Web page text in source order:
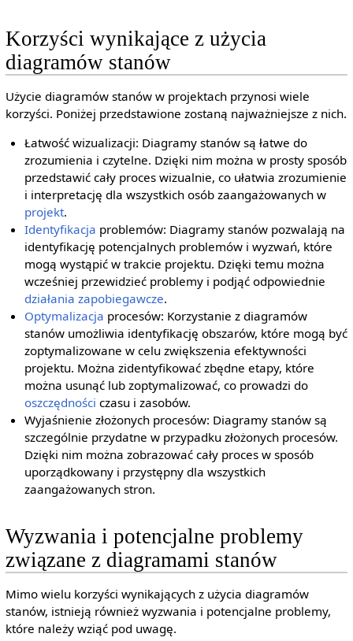
Korzyści wynikające z użycia
diagramów stanów
Użycie diagramów stanów w projektach przynosi wiele
korzyści. Poniżej przedstawione zostaną najważniejsze z nich.
Łatwość wizualizacji: Diagramy stanów są łatwe do
zrozumienia i czytelne. Dzięki nim można w prosty sposób
przedstawić cały proces wizualnie, co ułatwia zrozumienie
i interpretację dla wszystkich osób zaangażowanych w
projekt.
Identyfikacja problemów: Diagramy stanów pozwalają na
identyfikację potencjalnych problemów i wyzwań, które
mogą wystąpić w trakcie projektu. Dzięki temu można
wcześniej przewidzieć problemy i podjąć odpowiednie
działania zapobiegawcze.
Optymalizacja procesów: Korzystanie z diagramów
stanów umożliwia identyfikację obszarów, które mogą być
zoptymalizowane w celu zwiększenia efektywności
projektu. Można zidentyfikować zbędne etapy, które
można usunąć lub zoptymalizować, co prowadzi do
oszczędności czasu i zasobów.
Wyjaśnienie złożonych procesów: Diagramy stanów są
szczególnie przydatne w przypadku złożonych procesów.
Dzięki nim można zobrazować cały proces w sposób
uporządkowany i przystępny dla wszystkich
zaangażowanych stron.
Wyzwania i potencjalne problemy
związane z diagramami stanów
Mimo wielu korzyści wynikających z użycia diagramów
stanów, istnieją również wyzwania i potencjalne problemy,
które należy wziąć pod uwagę.